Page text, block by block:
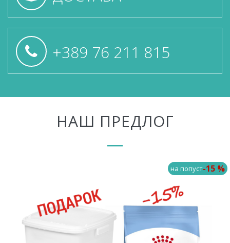
+389 76 211 815
НАШ ПРЕДЛОГ
на попуст-15 %